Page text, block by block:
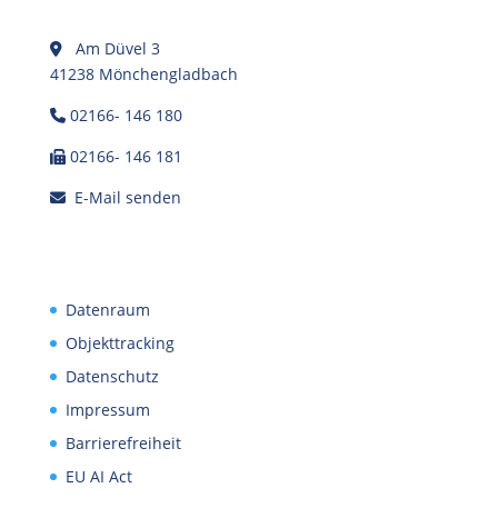
Am Düvel 3
41238 Mönchengladbach
02166- 146 180
02166- 146 181
E-Mail senden
Datenraum
Objekttracking
Datenschutz
Impressum
Barrierefreiheit
EU AI Act